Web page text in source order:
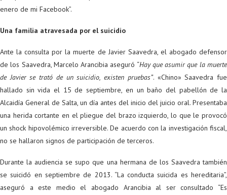
enero de mi Facebook”.
Una familia atravesada por el suicidio
Ante la consulta por la muerte de Javier Saavedra, el abogado defensor
de los Saavedra, Marcelo Arancibia aseguró “Hay que asumir que la muerte
de Javier se trató de un suicidio, existen pruebas”. «Chino» Saavedra fue
hallado sin vida el 15 de septiembre, en un baño del pabellón de la
Alcaidía General de Salta, un día antes del inicio del juicio oral. Presentaba
una herida cortante en el pliegue del brazo izquierdo, lo que le provocó
un shock hipovolémico irreversible. De acuerdo con la investigación fiscal,
no se hallaron signos de participación de terceros.
Durante la audiencia se supo que una hermana de los Saavedra también
se suicidó en septiembre de 2013. “La conducta suicida es hereditaria”,
aseguró a este medio el abogado Arancibia al ser consultado “Es